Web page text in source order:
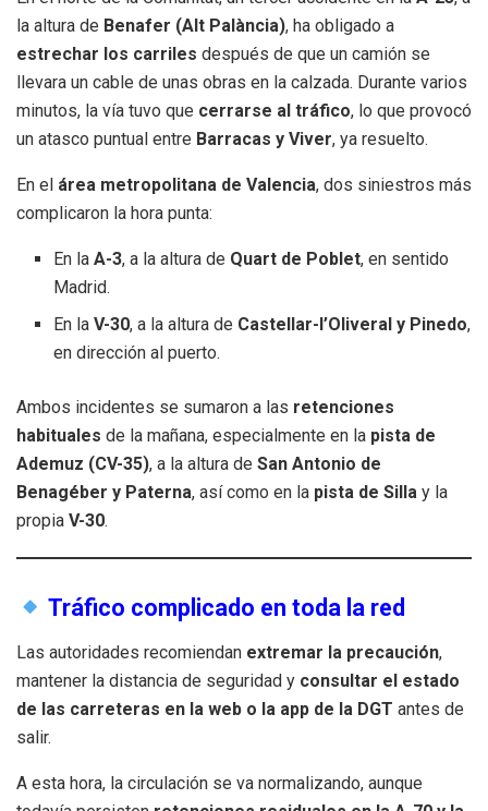
la altura de Benafer (Alt Palància), ha obligado a
estrechar los carriles después de que un camión se
llevara un cable de unas obras en la calzada. Durante varios
minutos, la vía tuvo que cerrarse al tráfico, lo que provocó
un atasco puntual entre Barracas y Viver, ya resuelto.
En el área metropolitana de Valencia, dos siniestros más
complicaron la hora punta:
En laA-3, a la altura de Quart de Poblet, en sentido
Madrid.
En laV-30, a la altura de Castellar-l’Oliveral y Pinedo,
en dirección al puerto.
Ambos incidentes se sumaron a las retenciones
habituales de la mañana, especialmente en la pista de
Ademuz (CV-35), a la altura de San Antonio de
Benagéber y Paterna, así como en la pista de Silla y la
propia V-30.
Tráfico complicado en toda la red
Las autoridades recomiendan extremar la precaución,
mantener la distancia de seguridad y consultar el estado
de las carreteras en la web o la app de la DGT antes de
salir.
A esta hora, la circulación se va normalizando, aunque